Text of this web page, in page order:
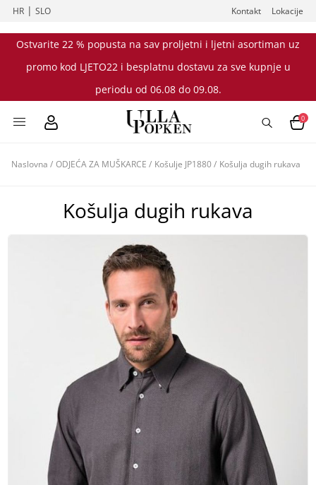
HR |SLO Kontakt Lokacije
Ostvarite 22 % popusta na sav proljetni i ljetni asortiman uz
promo kod LJETO22 i besplatnu dostavu za sve kupnje u
periodu od 06.08 do 09.08.
0
Naslovna / ODJEĆA ZA MUŠKARCE / Košulje JP1880/ Košulja dugih rukava
Košulja dugih rukava